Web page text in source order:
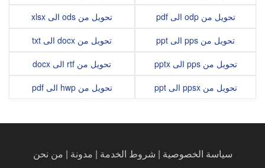
تحويل من odp الى pdf
تحويل من pps الى ppt
تحويل من pps الى pptx
تحويل من ppsx الى ppt
تحويل من ods الى xlsx
تحويل من docx الى txt
تحويل من rtf الى docx
تحويل من hwp الى pdf
سياسة الخصوصية | شروط الخدمة | مدونة | من نحن